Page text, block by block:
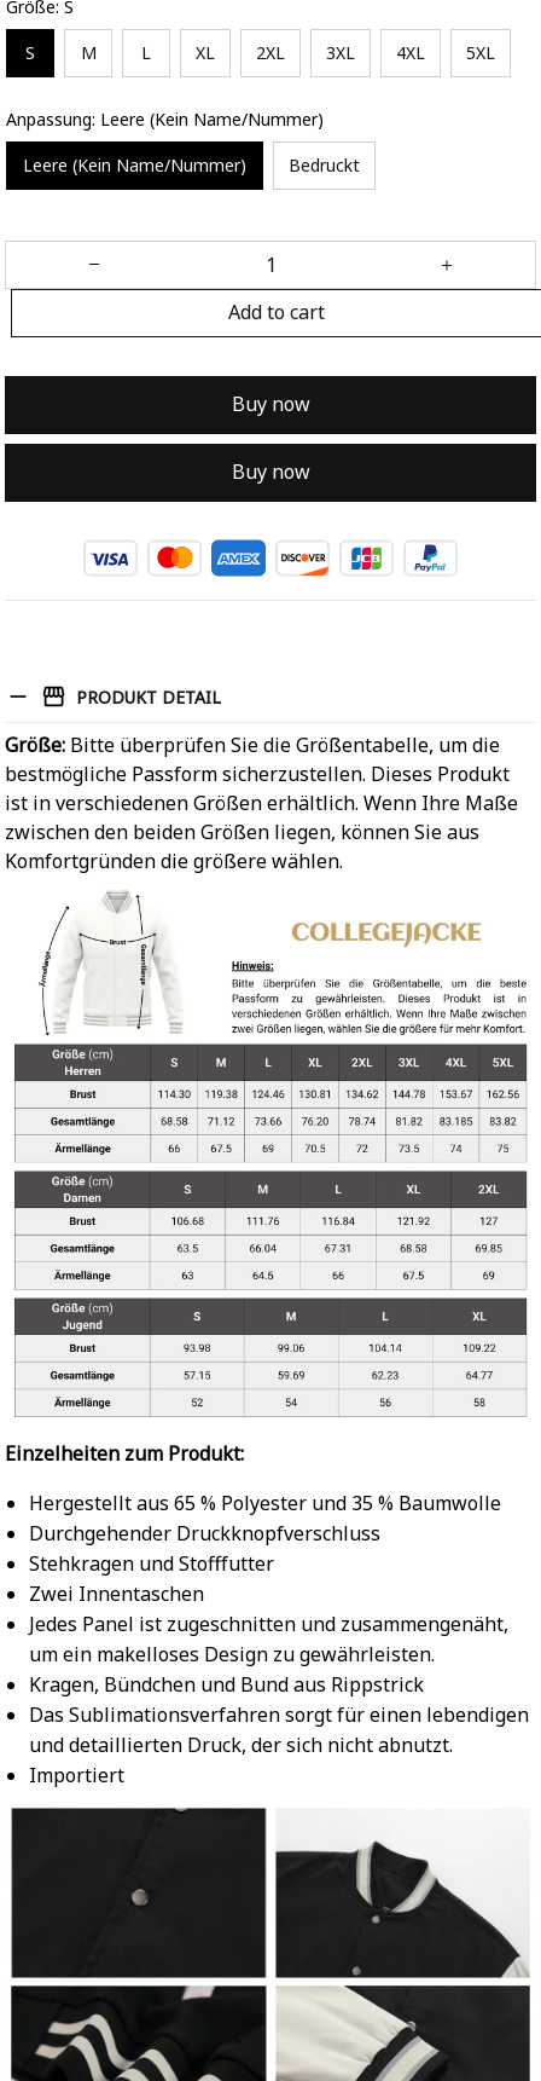
Größe: S
S M L XL 2XL 3XL 4XL 5XL
Anpassung: Leere (Kein Name/Nummer)
Leere (Kein Name/Nummer) Bedruckt
Add to cart
Buy now
Buy now
PRODUKT DETAIL
Größe: Bitte überprüfen Sie die Größentabelle, um die
bestmögliche Passform sicherzustellen. Dieses Produkt
ist in verschiedenen Größen erhältlich. Wenn Ihre Maße
zwischen den beiden Größen liegen, können Sie aus
Komfortgründen die größere wählen.
Einzelheiten zum Produkt:
Hergestellt aus 65 % Polyester und 35 % Baumwolle
Durchgehender Druckknopfverschluss
Stehkragen und Stofffutter
Zwei Innentaschen
Jedes Panel ist zugeschnitten und zusammengenäht,
um ein makelloses Design zu gewährleisten.
Kragen, Bündchen und Bund aus Rippstrick
Das Sublimationsverfahren sorgt für einen lebendigen
und detaillierten Druck, der sich nicht abnutzt.
Importiert